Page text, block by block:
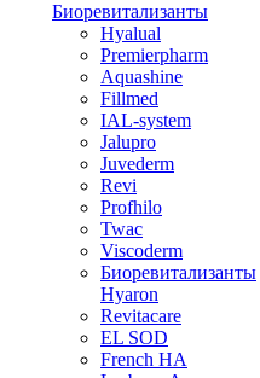
Биоревитализанты
Hyalual
Premierpharm
Aquashine
Fillmed
IAL-system
Jalupro
Juvederm
Revi
Profhilo
Twac
Viscoderm
Биоревитализанты
Hyaron
Revitacare
EL SOD
French HA